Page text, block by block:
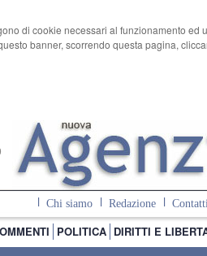
di cookie necessari al funzionamento
banner, scorrendo questa pagina,
Chi siamo Redazione
POLITICA DIRITTI E